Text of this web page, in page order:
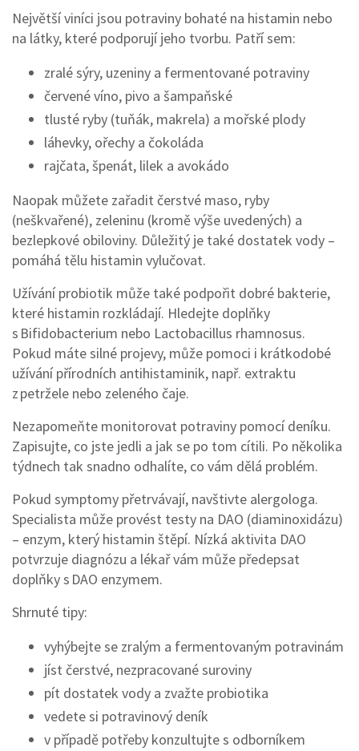
Největší viníci jsou potraviny bohaté na histamin nebo
na látky, které podporují jeho tvorbu. Patří sem:
zralé sýry, uzeniny a fermentované potraviny
červené víno, pivo a šampaňské
tlusté ryby (tuňák, makrela) a mořské plody
láhevky, ořechy a čokoláda
rajčata, špenát, lilek a avokádo
Naopak můžete zařadit čerstvé maso, ryby
(neškvařené), zeleninu (kromě výše uvedených) a
bezlepkové obiloviny. Důležitý je také dostatek vody –
pomáhá tělu histamin vylučovat.
Užívání probiotik může také podpořit dobré bakterie,
které histamin rozkládají. Hledejte doplňky
s Bifidobacterium nebo Lactobacillus rhamnosus.
Pokud máte silné projevy, může pomoci i krátkodobé
užívání přírodních antihistaminik, např. extraktu
z petržele nebo zeleného čaje.
Nezapomeňte monitorovat potraviny pomocí deníku.
Zapisujte, co jste jedli a jak se po tom cítili. Po několika
týdnech tak snadno odhalíte, co vám dělá problém.
Pokud symptomy přetrvávají, navštivte alergologa.
Specialista může provést testy na DAO (diaminoxidázu)
– enzym, který histamin štěpí. Nízká aktivita DAO
potvrzuje diagnózu a lékař vám může předepsat
doplňky s DAO enzymem.
Shrnuté tipy:
vyhýbejte se zralým a fermentovaným potravinám
jíst čerstvé, nezpracované suroviny
pít dostatek vody a zvažte probiotika
vedete si potravinový deník
v případě potřeby konzultujte s odborníkem